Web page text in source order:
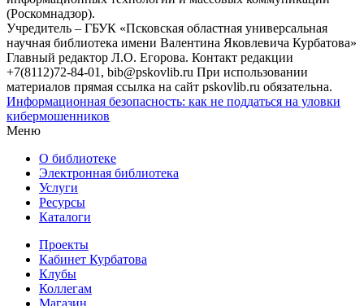
(Роскомнадзор).
Учредитель – ГБУК «Псковская областная универсальная
научная библиотека имени Валентина Яковлевича Курбатова»
Главный редактор Л.О. Егорова. Контакт редакции
+7(8112)72-84-01, bib@pskovlib.ru При использовании
материалов прямая ссылка на сайт pskovlib.ru обязательна.
Информационная безопасность: как не поддаться на уловки
кибермошенников
Меню
О библиотеке
Электронная библиотека
Услуги
Ресурсы
Каталоги
Проекты
Кабинет Курбатова
Клубы
Коллегам
Магазин